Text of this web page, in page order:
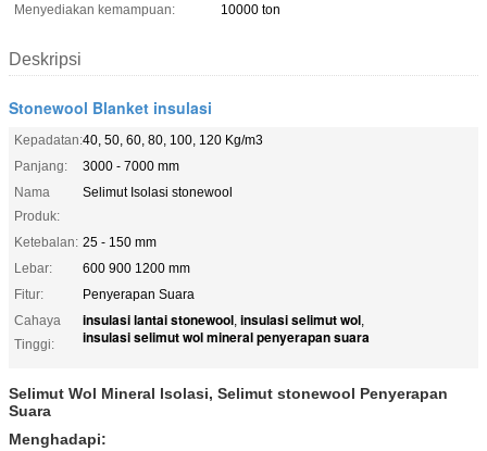
Menyediakan kemampuan:
10000 ton
Deskripsi
Stonewool Blanket insulasi
Kepadatan:40, 50, 60, 80, 100, 120 Kg/m3
Panjang:
3000 - 7000 mm
Nama
Produk:
Selimut Isolasi stonewool
Ketebalan: 25 - 150 mm
Lebar:
600 900 1200 mm
Fitur:
Penyerapan Suara
Cahaya
Tinggi:
insulasi lantai stonewool, insulasi selimut wol,
insulasi selimut wol mineral penyerapan suara
Selimut Wol Mineral Isolasi, Selimut stonewool Penyerapan
Suara
Menghadapi: